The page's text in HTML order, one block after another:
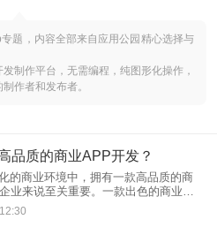
题，内容全部来自应用公园精心选择与
制作平台，无需编程，纯图形化操作，
作者和发布者。
品质的商业APP开发？
的商业环境中，拥有一款高品质的商
业来说至关重要。一款出色的商业
了用户体验，还能增强品牌形象、拓
本文将探讨如何打造一款高品质的商